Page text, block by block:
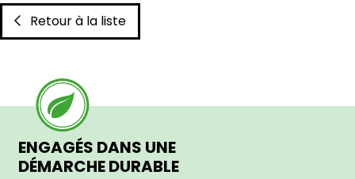
Retour à la liste
ENGAGÉS DANS UNE
DÉMARCHE DURABLE